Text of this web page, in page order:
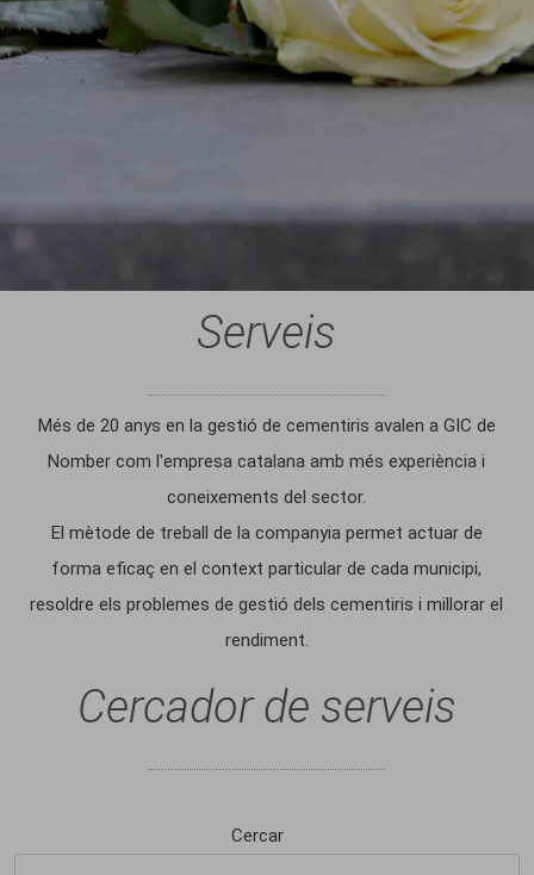
Serveis
Més de 20 anys en la gestió de cementiris avalen a GIC de
Nomber com l'empresa catalana amb més experiència i
coneixements del sector.
El mètode de treball de la companyia permet actuar de
forma eficaç en el context particular de cada municipi,
resoldre els problemes de gestió dels cementiris i millorar el
rendiment.
Cercador de serveis
Cercar